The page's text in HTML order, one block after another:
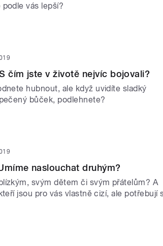
vás lepší?
čím jste v životě nejvíc bojovali?
hubnout, ale když uvidíte sladký
bůček, podlehnete?
naslouchat druhým?
svým dětem či svým přátelům? A
jsou pro vás vlastně cizí, ale potřebují